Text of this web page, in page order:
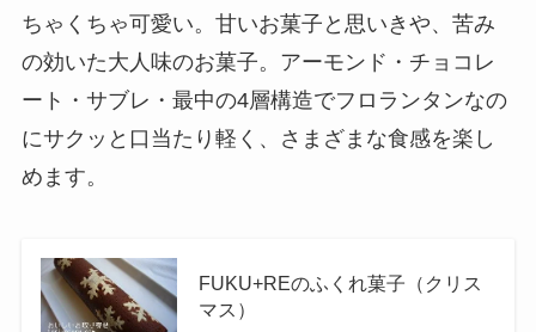
ちゃくちゃ可愛い。甘いお菓子と思いきや、苦み
の効いた大人味のお菓子。アーモンド・チョコレ
ート・サブレ・最中の4層構造でフロランタンなの
にサクッと口当たり軽く、さまざまな食感を楽し
めます。
FUKU+REのふくれ菓子（クリス
マス）